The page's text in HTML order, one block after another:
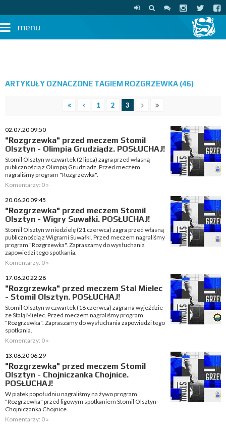
menu
ARTYKUŁY OZNACZONE TAGIEM ROZGRZEWKA (46)
1 2 3
02.07.20 09:50
"Rozgrzewka" przed meczem Stomil
Olsztyn - Olimpia Grudziądz. POSŁUCHAJ!
Stomil Olsztyn w czwartek (2 lipca) zagra przed własną
publicznością z Olimpią Grudziądz. Przed meczem
nagraliśmy program "Rozgrzewka".
Komentarzy: 0 »
20.06.20 09:45
"Rozgrzewka" przed meczem Stomil
Olsztyn - Wigry Suwałki. POSŁUCHAJ!
Stomil Olsztyn w niedzielę (21 czerwca) zagra przed własną
publicznością z Wigrami Suwałki. Przed meczem nagraliśmy
program "Rozgrzewka". Zapraszamy do wysłuchania
zapowiedzi tego spotkania.
Komentarzy: 0 »
17.06.20 22:28
"Rozgrzewka" przed meczem Stal Mielec
- Stomil Olsztyn. POSŁUCHAJ!
Stomil Olsztyn w czwartek (18 czerwca) zagra na wyjeździe
ze Stalą Mielec. Przed meczem nagraliśmy program
"Rozgrzewka". Zapraszamy do wysłuchania zapowiedzi tego
spotkania.
Komentarzy: 0 »
13.06.20 06:29
"Rozgrzewka" przed meczem Stomil
Olsztyn - Chojniczanka Chojnice.
POSŁUCHAJ!
W piątek popołudniu nagraliśmy na żywo program
"Rozgrzewka" przed ligowym spotkaniem Stomil Olsztyn -
Chojniczanka Chojnice.
Komentarzy: 0 »